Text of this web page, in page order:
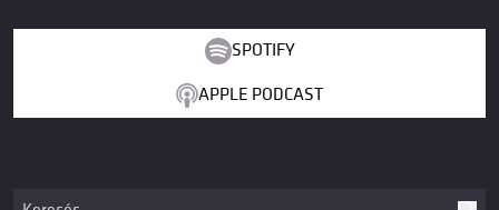
SPOTIFY
APPLE PODCAST